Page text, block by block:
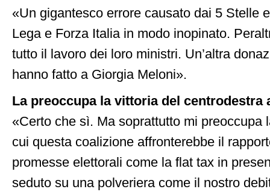
«Un gigantesco errore causato dai 5 Stelle
Lega e Forza Italia in modo inopinato.
tutto il lavoro dei loro ministri. Un’altra
hanno fatto a Giorgia Meloni».
La preoccupa la vittoria del centrodestra
«Certo che sì. Ma soprattutto mi preoccupa
cui questa coalizione affronterebbe il
promesse elettorali come la flat tax in
seduto su una polveriera come il nostro